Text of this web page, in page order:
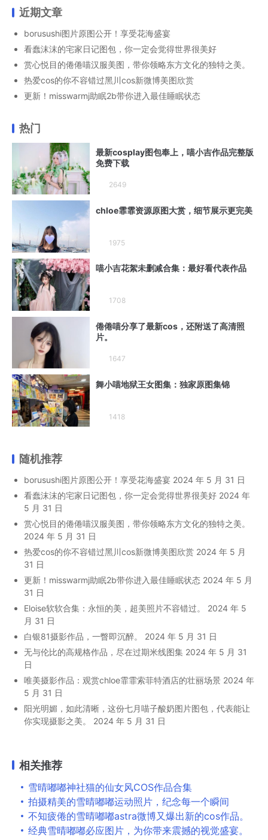
近期文章
borusushi图片原图公开！享受花海盛宴
看蠢沫沫的宅家日记图包，你一定会觉得世界很美好
赏心悦目的倦倦喵汉服美图，带你领略东方文化的独特之美。
热爱cos的你不容错过黑川cos新微博美图欣赏
更新！misswarmj助眠2b带你进入最佳睡眠状态
热门
最新cosplay图包奉上，喵小吉作品完整版
免费下载
2649
chloe霏霏资源原图大赏，细节展示更完美
1975
喵小吉花絮未删减合集：最好看代表作品
1708
倦倦喵分享了最新cos，还附送了高清照
片。
1647
舞小喵地狱王女图集：独家原图集锦
1418
随机推荐
borusushi图片原图公开！享受花海盛宴 2024 年 5 月 31 日
看蠢沫沫的宅家日记图包，你一定会觉得世界很美好 2024 年
5 月 31 日
赏心悦目的倦倦喵汉服美图，带你领略东方文化的独特之美。
2024 年 5 月 31 日
热爱cos的你不容错过黑川cos新微博美图欣赏 2024 年 5 月
31 日
更新！misswarmj助眠2b带你进入最佳睡眠状态 2024 年 5 月
31 日
Eloise软软合集：永恒的美，超美照片不容错过。
2024 年 5
月 31 日
白银81摄影作品，一瞥即沉醉。
2024 年 5 月 31 日
无与伦比的高规格作品，尽在过期米线图集 2024 年 5 月 31
日
唯美摄影作品：观赏chloe霏霏索菲特酒店的壮丽场景 2024 年
5 月 31 日
阳光明媚，如此清晰，这份七月喵子酸奶图片图包，代表能让
你实现摄影之美。
2024 年 5 月 31 日
相关推荐
雪晴嘟嘟神社猫的仙女风COS作品合集
拍摄精美的雪晴嘟嘟运动照片，纪念每一个瞬间
不知疲倦的雪晴嘟嘟astra微博又爆出新的cos作品。
经典雪晴嘟嘟必应图片，为你带来震撼的视觉盛宴。